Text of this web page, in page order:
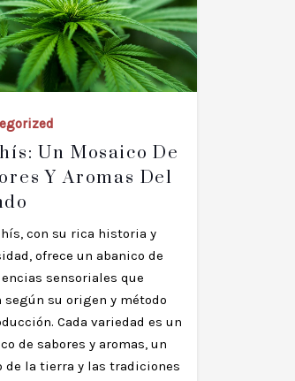
Un Mosaico De
Y Aromas Del
con su rica historia y
ofrece un abanico de
sensoriales que
según su origen y método
Cada variedad es un
de sabores y aromas, un
de la tierra y las tradiciones